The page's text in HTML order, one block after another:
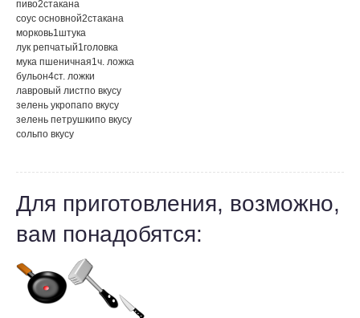
пиво2стакана
соус основной2стакана
морковь1штука
лук репчатый1головка
мука пшеничная1ч. ложка
бульон4ст. ложки
лавровый листпо вкусу
зелень укропапо вкусу
зелень петрушкипо вкусу
сольпо вкусу
Для приготовления, возможно,
вам понадобятся: